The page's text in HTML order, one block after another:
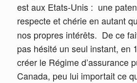
est aux Etats-Unis : une
respecte et chérie en autant
nos propres intérêts. De ce
pas hésité un seul instant, en
créer le Régime d’assurance
Canada, peu lui importait ce